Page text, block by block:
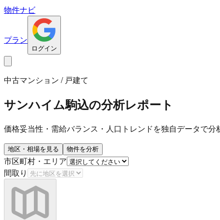
物件ナビ
プラン
ログイン
中古マンション / 戸建て
サンハイム駒込の分析レポート
価格妥当性・需給バランス・人口トレンドを独自データで分
地区・相場を見る 物件を分析
市区町村・エリア
間取り